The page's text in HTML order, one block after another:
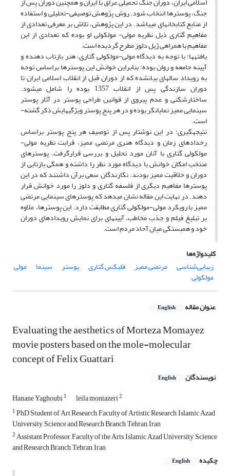
جنگ، پوسترها انتخاب شود. روش پژوهش توصیفی-تحلیلی و استفاده
از منابع کتاب­خانه­ای می­باشد. در این پژوهش، تلاش بر معرفی تعدادی از
مفاهیم گتاری ذیل نظریه مولی- مولکولی او بوده که تعدادی از این
مفاهیم با همراهی ژیل دلوز مطرح گردیده ­است.
یافته­ها: با توجه به دیدگاه مولی-مولکولی گتاری، هنر بازتاب دهنده و
آیینه جامعه و روان بوده؛ بنابراین خوانش این پوسترها براساس توجه
به رویداد سال­های بیان­شده که از دوران قبل از انقلاب اسلامی ایران تا
دوران سازندگی پس از انقلاب 1357 بوده را شامل می­شود.
ساختارشکنی و عدم پیروی از قوانین طراحی پوستر در آثار پوستر
سینمایی ممیز نمایان­گر بوده و در هر پنج پوستر ویژگی­هایش ذکر گشته­
است.
نتیجه­گیری: در این نوشتار پس از توصیف هر پنج پوستر براساس
رخدادهای زمان و دیدگاه هنری مرتضی ممیز، قرابت نظریه مولی-
مولکولی گتاری با آنان مورد تحلیل و بررسی قرارگرفت. پوسترهای
منتخب امکان خوانش با دیدگاه مورد نظر را داشته و همگی بازتابی از
دوران و خلاقیت ممیز بودند. نگارندگان سعی برآن داشتند که در این
پوسترها مفاهیم دیگری از فلسفه گتاری و دلوز را مورد خوانش قرار
دهند. در نهایت این مقاله نشان می­دهد که پوسترهای سینمایی مرتضی
ممیز با رویکرد مولی-مولکولی گتاری مطابقت دارد. این پوسترها، علاوه
بر تبلیغ فیلم و جذب مخاطب، آیینه­ای برای نمایش رویدادهای دوران
خود و هم­بستگی میان آحاد مردم است.
کلیدواژه‌ها
زیبایی‌شناسی
مرتضی ممیز فلیکس گتاری پوستر سینما مولی
مولکولی
عنوان مقاله English
Evaluating the aesthetics of Morteza Momayez
movie posters based on the mole-molecular
concept of Felix Guattari
نویسندگان English
Hanane Yaghoubi1 leila montazeri2
1PhD Student of Art Research, Faculty of Artistic Research, Islamic Azad
University, Science and Research Branch, Tehran, Iran
2Assistant Professor, Faculty of the Arts, Islamic Azad University, Science
and Research Branch, Tehran, Iran
چکیده
English